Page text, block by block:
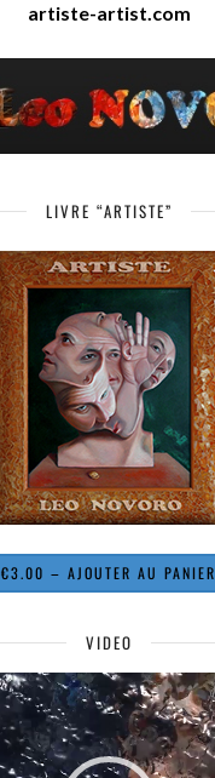
artiste-artist.com
LIVRE “ARTISTE”
€3.00 – AJOUTER AU PANIER
VIDEO